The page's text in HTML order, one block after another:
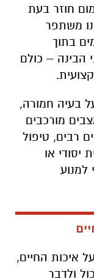
חוזר בעת
משתפר
בתוך
הבינה – כולם
בעיה חמורה,
מורכבים
רבים, טיפול
יסודי או
למנוע
איכות החיים,
ולדבר